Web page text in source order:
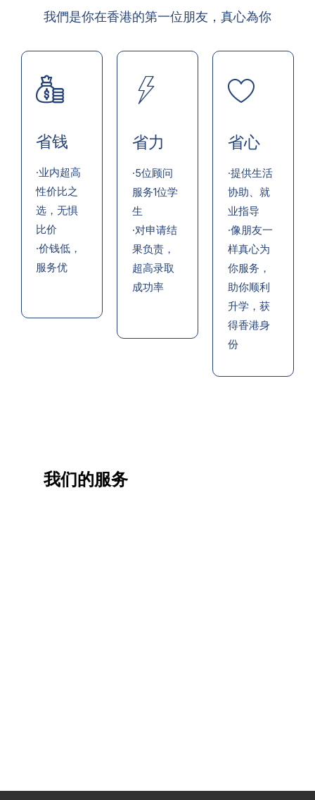
我們是你在香港的第一位朋友，真心為你
省钱
·业内超高
性价比之
选，无惧
比价
·价钱低，
服务优
省力
·5位顾问
服务1位学
生
·对申请结
果负责，
超高录取
成功率
省心
·提供生活
协助、就
业指导
·像朋友一
样真心为
你服务，
助你顺利
升学，获
得香港身
份
我们的服务